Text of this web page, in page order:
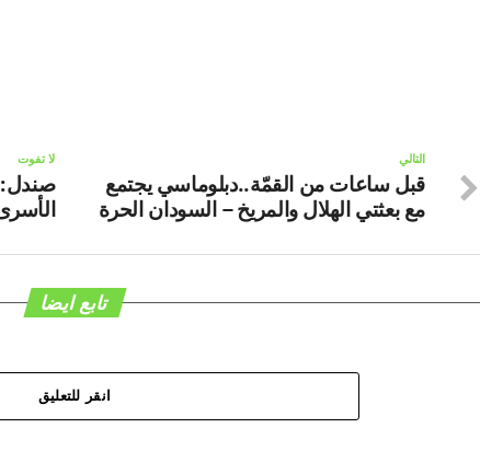
التالي
قبل ساعات من القمّة..دبلوماسي يجتمع
مع بعثتي الهلال والمريخ – السودان الحرة
لا تفوت
صندل:
تابع ايضا
انقر للتعليق